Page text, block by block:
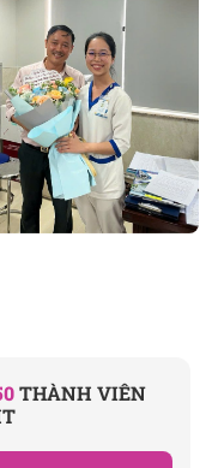
Phú Nhuận,
giá product này
THÀNH VIÊN